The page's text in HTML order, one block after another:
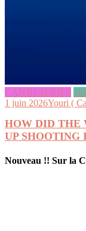
CANNESERIES
1 juin 2026Youri (
HOW DID THE
UP SHOOTING
Nouveau !! Sur la